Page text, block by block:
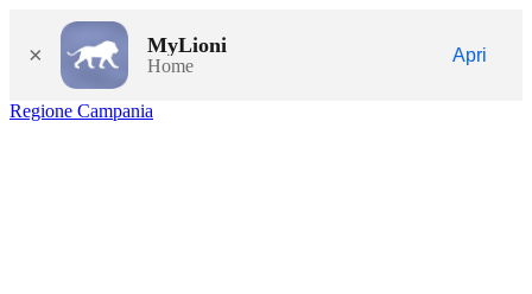
× MyLioni
Home
Apri
Regione Campania